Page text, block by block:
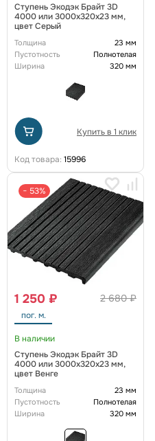
Ступень Экодэк Брайт 3D
4000 или 3000x320x23 мм,
цвет Серый
Толщина
23 мм
Пустотность
Полнотелая
Ширина
320 мм
Купить в 1 клик
Код товара: 15996
− 53%
2 680 ₽
1 250 ₽
пог. м.
В наличии
Ступень Экодэк Брайт 3D
4000 или 3000x320x23 мм,
цвет Венге
Толщина
23 мм
Пустотность
Полнотелая
Ширина
320 мм